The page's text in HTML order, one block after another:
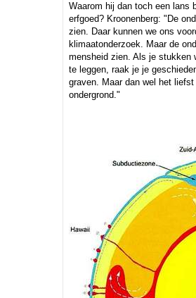
Waarom hij dan toch een lans
erfgoed? Kroonenberg: "De
zien. Daar kunnen we ons
klimaatonderzoek. Maar de
mensheid zien. Als je stukken
te leggen, raak je je
graven. Maar dan wel het
ondergrond."